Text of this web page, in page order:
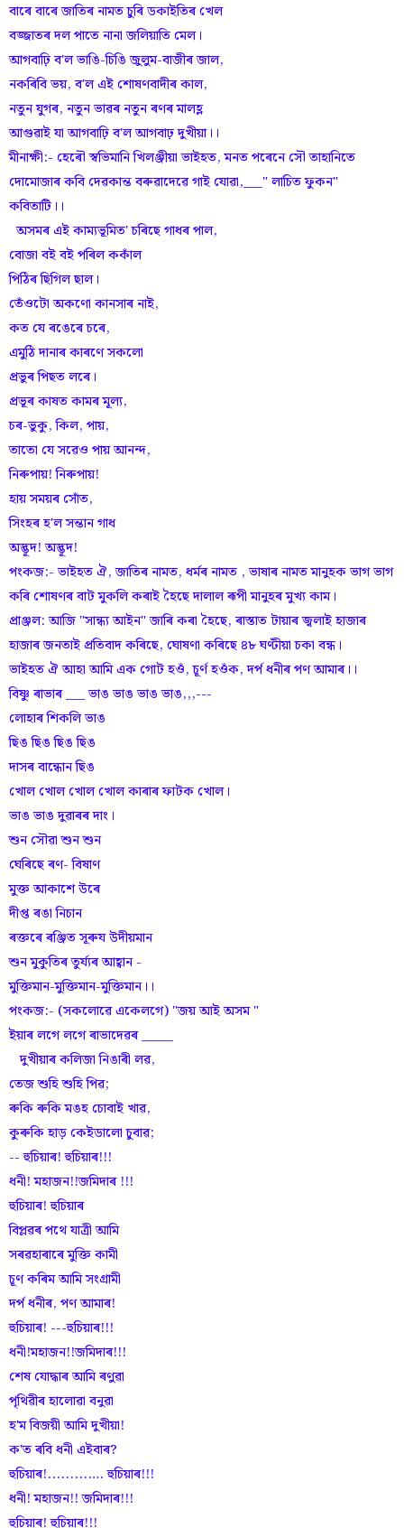
বাৰে বাৰে জাতিৰ নামত চুৰি ডকাইতিৰ খেল
বজ্জাতৰ দল পাতে নানা জলিয়াতি মেল।
আগবাঢ়ি ব'ল ভাঙি-চিঙি জুলুম-বাজীৰ জাল,
নকৰিবি ভয়, ব'ল এই শোষণবাদীৰ কাল,
নতুন যুগৰ, নতুন ভাৱৰ নতুন ৰণৰ মালহ্ল
আগুৱাই যা আগবাঢ়ি ব'ল আগবাঢ় দুখীয়া।।
মীনাক্ষী:- হেৰৌ স্বভিমানি খিলঞ্জীয়া ভাইহত, মনত পৰেনে সৌ তাহানিতে
দোমোজাৰ কবি দেৱকান্ত বৰুৱাদেৱে গাই যোৱা,___" লাচিত ফুকন"
কবিতাটি।।
অসমৰ এই কাম্যভূমিত' চৰিছে গাধৰ পাল,
বোজা বই বই পৰিল ককাঁল
পিঠিৰ ছিগিল ছাল।
তেঁওটো অকণো কানসাৰ নাই,
কত যে ৰঙেৰে চৰে,
এমুঠি দানাৰ কাৰণে সকলো
প্ৰভুৰ পিছত লৰে।
প্ৰভূৰ কাষত কামৰ মূল্য,
চৰ-ভুকু, কিল, পায়,
তাতো যে সৱেও পায় আনন্দ,
নিৰুপায়! নিৰুপায়!
হায় সময়ৰ সোঁত,
সিংহৰ হ'ল সন্তান গাধ
অদ্ভূদ! অদ্ভূদ!
পংকজ:- ভাইহত ঐ, জাতিৰ নামত, ধৰ্মৰ নামত , ভাষাৰ নামত মানুহক ভাগ ভাগ
কৰি শোষণৰ বাট মুকলি কৰাই হৈছে দালাল ৰূপী মানুহৰ মুখ্য কাম।
প্ৰাঞ্জল: আজি "সান্ধ্য আইন" জাৰি কৰা হৈছে, ৰাস্তাত টায়াৰ জ্বলাই হাজাৰ
হাজাৰ জনতাই প্ৰতিবাদ কৰিছে, ঘোষণা কৰিছে ৪৮ ঘণ্টীয়া চকা বন্ধ।
ভাইহত ঐ আহা আমি এক গোট হওঁ, চূৰ্ণ হওঁক, দৰ্প ধনীৰ পণ আমাৰ।।
বিষ্ণু ৰাভাৰ ___ ভাঙ ভাঙ ভাঙ ভাঙ,,,---
লোহাৰ শিকলি ভাঙ
ছিঙ ছিঙ ছিঙ ছিঙ
দাসৰ বান্ধোন ছিঙ
খোল খোল খোল খোল কাৰাৰ ফাটক খোল।
ভাঙ ভাঙ দুৱাৰৰ দাং।
শুন সৌৱা শুন শুন
ঘেৰিছে ৰণ- বিষাণ
মুক্ত আকাশে উৰে
দীপ্ত ৰঙা নিচান
ৰক্তৰে ৰঞ্জিত সূৰুয উদীয়মান
শুন মুকুতিৰ তুৰ্য্যৰ আহ্বান -
মুক্তিমান-মুক্তিমান-মুক্তিমান।।
পংকজ:- (সকলোৱে একেলগে) "জয় আই অসম "
ইয়াৰ লগে লগে ৰাভাদেৱৰ _____
দুখীয়াৰ কলিজা নিঙাৰী লৱ,
তেজ শুহি শুহি পিৱ;
ৰুকি ৰুকি মঙহ চোবাই খাৱ,
কুৰুকি হাড় কেইডালো চুবাৱ;
-- হুচিয়াৰ! হুচিয়াৰ!!!
ধনী! মহাজন!!জমিদাৰ !!!
হুচিয়াৰ! হুচিয়াৰ
বিপ্লৱৰ পথে যাত্ৰী আমি
সৰৱহাৰাৰে মুক্তি কামী
চূণ কৰিম আমি সংগ্ৰামী
দৰ্প ধনীৰ, পণ আমাৰ!
হুচিয়াৰ! ---হুচিয়াৰ!!!
ধনী!মহাজন!!জমিদাৰ!!!
শেষ যোদ্ধাৰ আমি ৰণুৱা
পৃথিৱীৰ হালোৱা বনুৱা
হ'ম বিজয়ী আমি দুখীয়া!
ক'ত ৰবি ধনী এইবাৰ?
হুচিয়াৰ!.........…. হুচিয়াৰ!!!
ধনী! মহাজন!! জমিদাৰ!!!